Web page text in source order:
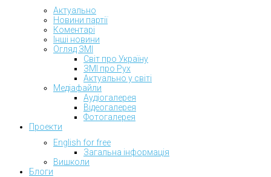
Актуально
Новини партії
Коментарі
Інші новини
Огляд ЗМІ
Світ про Україну
ЗМІ про Рух
Актуально у світі
Медіафайли
Аудіогалерея
Відеогалерея
Фотогалерея
Проекти
English for free
Загальна інформація
Вишколи
Блоги